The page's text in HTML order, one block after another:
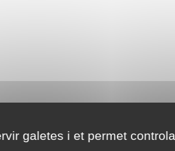
galetes i et permet